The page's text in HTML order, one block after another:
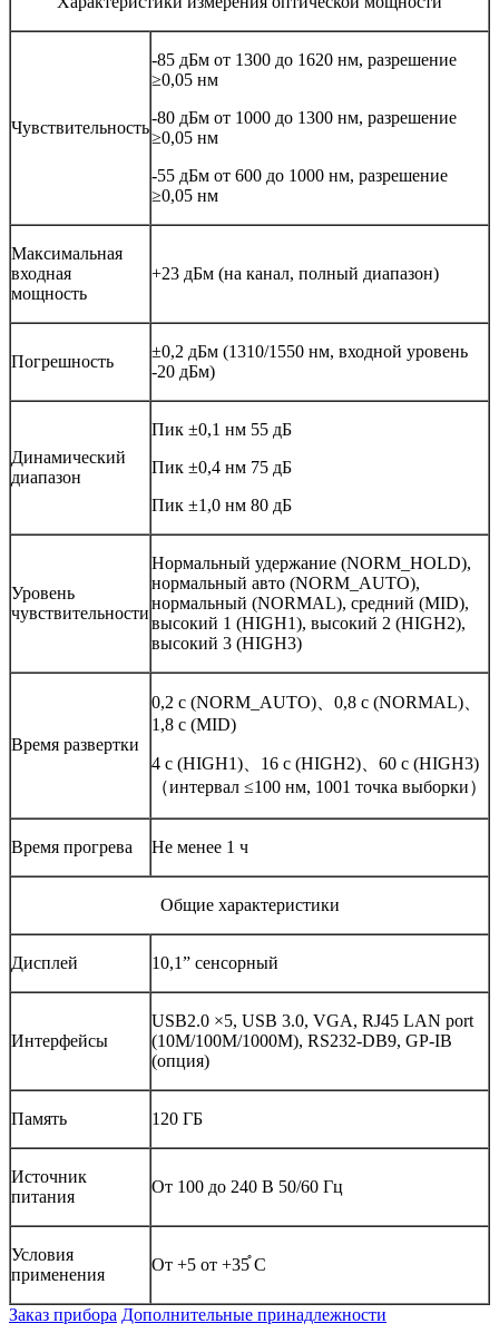
Чувствительность
-85 дБм от 1300 до 1620 нм, разрешение
≥0,05 нм
-80 дБм от 1000 до 1300 нм, разрешение
≥0,05 нм
-55 дБм от 600 до 1000 нм, разрешение
≥0,05 нм
Максимальная
входная
мощность
+23 дБм (на канал, полный диапазон)
Погрешность
±0,2 дБм (1310/1550 нм, входной уровень
-20 дБм)
Динамический
диапазон
Пик ±0,1 нм 55 дБ
Пик ±0,4 нм 75 дБ
Пик ±1,0 нм 80 дБ
Уровень
чувствительности
Нормальный удержание (NORM_HOLD),
нормальный авто (NORM_AUTO),
нормальный (NORMAL), средний (MID),
высокий 1 (HIGH1), высокий 2 (HIGH2),
высокий 3 (HIGH3)
Время развертки
0,2 с (NORM_AUTO)、0,8 с (NORMAL)、
1,8 с (MID)
4 с (HIGH1)、16 с (HIGH2)、60 с (HIGH3)
（интервал ≤100 нм, 1001 точка выборки）
Время прогрева Не менее 1 ч
Общие характеристики
Дисплей 10,1” сенсорный
Интерфейсы
USB2.0 ×5, USB 3.0, VGA, RJ45 LAN port
(10M/100M/1000M), RS232-DB9, GP-IB
(опция)
Память 120 ГБ
Источник
питания
От 100 до 240 В 50/60 Гц
Условия
применения
От +5 от +35֯ C
Заказ прибора Дополнительные принадлежности